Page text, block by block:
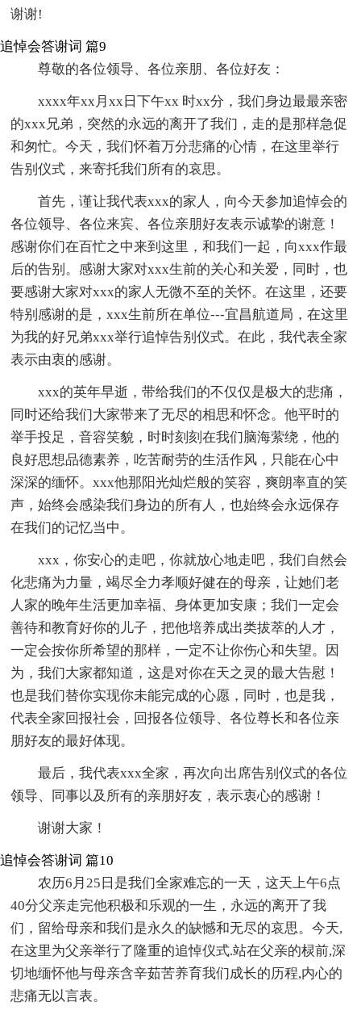
谢谢!
追悼会答谢词 篇9
尊敬的各位领导、各位亲朋、各位好友：
xxxx年xx月xx日下午xx 时xx分，我们身边最最亲密
的xxx兄弟，突然的永远的离开了我们，走的是那样急促
和匆忙。今天，我们怀着万分悲痛的心情，在这里举行
告别仪式，来寄托我们所有的哀思。
首先，谨让我代表xxx的家人，向今天参加追悼会的
各位领导、各位来宾、各位亲朋好友表示诚挚的谢意！
感谢你们在百忙之中来到这里，和我们一起，向xxx作最
后的告别。感谢大家对xxx生前的关心和关爱，同时，也
要感谢大家对xxx的家人无微不至的关怀。在这里，还要
特别感谢的是，xxx生前所在单位---宜昌航道局，在这里
为我的好兄弟xxx举行追悼告别仪式。在此，我代表全家
表示由衷的感谢。
xxx的英年早逝，带给我们的不仅仅是极大的悲痛，
同时还给我们大家带来了无尽的相思和怀念。他平时的
举手投足，音容笑貌，时时刻刻在我们脑海萦绕，他的
良好思想品德素养，吃苦耐劳的生活作风，只能在心中
深深的缅怀。xxx他那阳光灿烂般的笑容，爽朗率直的笑
声，始终会感染我们身边的所有人，也始终会永远保存
在我们的记忆当中。
xxx，你安心的走吧，你就放心地走吧，我们自然会
化悲痛为力量，竭尽全力孝顺好健在的母亲，让她们老
人家的晚年生活更加幸福、身体更加安康；我们一定会
善待和教育好你的儿子，把他培养成出类拔萃的人才，
一定会按你所希望的那样，一定不让你伤心和失望。因
为，我们大家都知道，这是对你在天之灵的最大告慰！
也是我们替你实现你未能完成的心愿，同时，也是我，
代表全家回报社会，回报各位领导、各位尊长和各位亲
朋好友的最好体现。
最后，我代表xxx全家，再次向出席告别仪式的各位
领导、同事以及所有的亲朋好友，表示衷心的感谢！
谢谢大家！
追悼会答谢词 篇10
农历6月25日是我们全家难忘的一天，这天上午6点
40分父亲走完他积极和乐观的一生，永远的离开了我
们，留给母亲和我们是永久的缺憾和无尽的哀思。今天,
在这里为父亲举行了隆重的追悼仪式.站在父亲的棂前,深
切地缅怀他与母亲含辛茹苦养育我们成长的历程,内心的
悲痛无以言表。